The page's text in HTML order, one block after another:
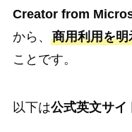
Creator from
から、 商用利用を
ことです。
以下は公式英文サイ